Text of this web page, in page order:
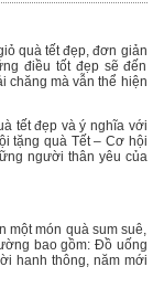
quà tết đẹp, đơn giản
điều tốt đẹp sẽ đến
chăng mà vẫn thể hiện
tết đẹp và ý nghĩa với
tặng quà Tết – Cơ hội
người thân yêu của
một món quà sum suê,
bao gồm: Đồ uống
hanh thông, năm mới